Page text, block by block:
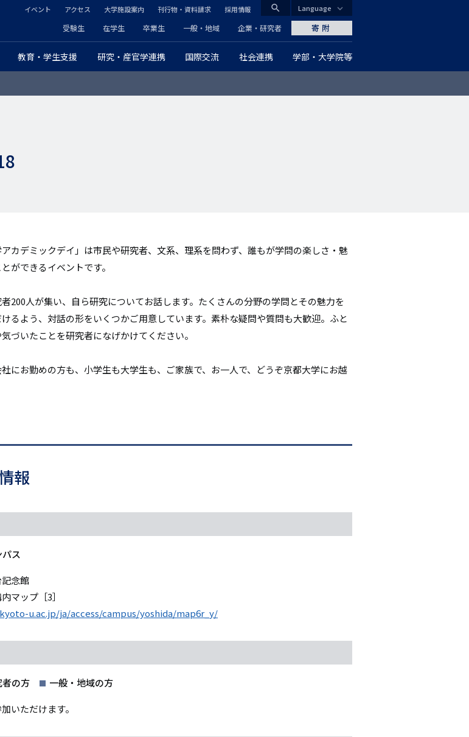
CLOSE
search
グ
ロ
教育・学生支援 研究・産官学連携 国際交流 社会連携 学部・大学院等
ヘ
ッ
ダ
リ
ー
リ
ン
ク
受験生 在学生 卒業生 一般・地域 企業・研究者
ッ
ダ
ー
ン
ー
リ
ン
ク
イベント アクセス 大学施設案内 刊行物・資料請求 採用情報
寄附
Language
カデミックデイ」は市民や研究者、文系、理系を問わず、誰もが学問の楽しさ・魅
ができるイベントです。
200人が集い、自ら研究についてお話します。たくさんの分野の学問とその魅力を
るよう、対話の形をいくつかご用意しています。素朴な疑問や質問も大歓迎。ふと
づいたことを研究者になげかけてください。
にお勤めの方も、小学生も大学生も、ご家族で、お一人で、どうぞ京都大学にお越
報
ス
念館
マップ［3］
u.ac.jp/ja/access/campus/yoshida/map6r_y/
の方 一般・地域の方
いただけます。